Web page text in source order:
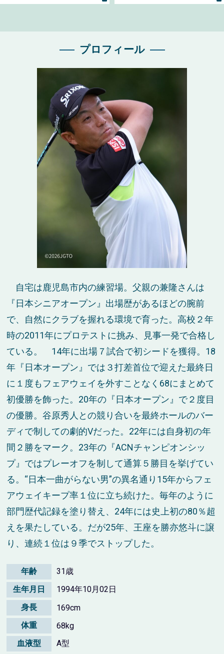
プロフィール
自宅は鹿児島市内の練習場。父親の兼隆さんは
『日本シニアオープン』出場歴があるほどの腕前
で、自然にクラブを握れる環境で育った。高校２年
時の2011年にプロテストに挑み、見事一発で合格し
ている。 14年に出場７試合で初シードを獲得。18
年『日本オープン』では３打差首位で迎えた最終日
に１度もフェアウェイを外すことなく68にまとめて
初優勝を飾った。20年の『日本オープン』で２度目
の優勝。谷原秀人との競り合いを最終ホールのバー
ディで制しての劇的Vだった。22年には自身初の年
間２勝をマーク。23年の『ACNチャンピオンシッ
プ』ではプレーオフを制して通算５勝目を挙げてい
る。“日本一曲がらない男”の異名通り15年からフェ
アウェイキープ率１位に立ち続けた。毎年のように
部門歴代記録を塗り替え、24年には史上初の80％超
えを果たしている。だが25年、王座を勝亦悠斗に譲
り、連続１位は９季でストップした。
年齢
31歳
生年月日
1994年10月02日
身長
169cm
体重
68kg
血液型
A型